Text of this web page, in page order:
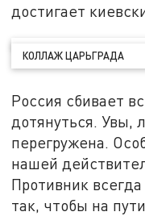
достигает
КОЛЛАЖ ЦАРЬГРАДА
Россия сбивает
дотянуться.
перегружена.
нашей
Противник
так, чтобы на